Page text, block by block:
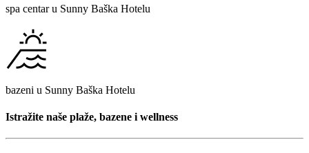
spa centar u Sunny Baška Hotelu
bazeni u Sunny Baška Hotelu
Istražite naše plaže, bazene i wellness